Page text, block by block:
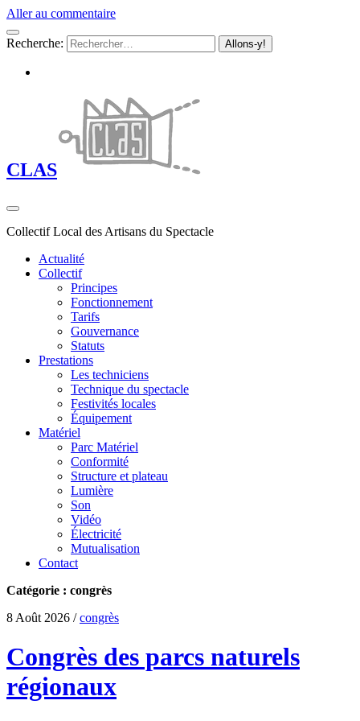
Aller au commentaire
Recherche:
CLAS
Collectif Local des Artisans du Spectacle
Actualité
Collectif
Principes
Fonctionnement
Tarifs
Gouvernance
Statuts
Prestations
Les techniciens
Technique du spectacle
Festivités locales
Équipement
Matériel
Parc Matériel
Conformité
Structure et plateau
Lumière
Son
Vidéo
Électricité
Mutualisation
Contact
Catégorie : congrès
8 Août 2026 /congrès
Congrès des parcs naturels
régionaux